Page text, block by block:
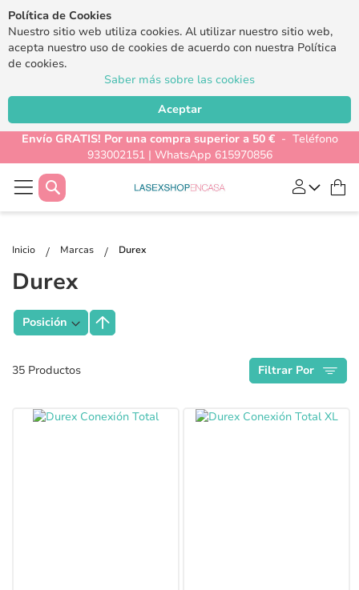
Política de Cookies
Nuestro sitio web utiliza cookies. Al utilizar nuestro sitio web,
acepta nuestro uso de cookies de acuerdo con nuestra Política
de cookies.
Saber más sobre las cookies
Aceptar
Envío GRATIS! Por una compra superior a 50 €- Teléfono
933002151 | WhatsApp 615970856
Buscar
Inicio Marcas Durex
Durex
35 Productos Filtrar Por